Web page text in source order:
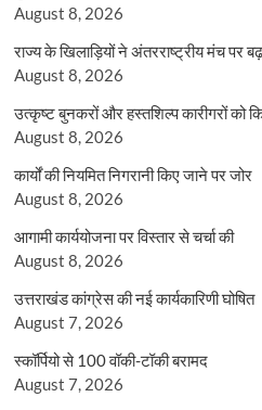
August 8, 2026
राज्य के खिलाड़ियों ने अंतरराष्ट्रीय मंच पर
August 8, 2026
उत्कृष्ट बुनकरों और हस्तशिल्प कारीगरों को
August 8, 2026
कार्यों की नियमित निगरानी किए जाने पर जोर
August 8, 2026
आगामी कार्ययोजना पर विस्तार से चर्चा की
August 8, 2026
उत्तराखंड कांग्रेस की नई कार्यकारिणी घोषित
August 7, 2026
स्कॉर्पियो से 100 वॉकी-टॉकी बरामद
August 7, 2026